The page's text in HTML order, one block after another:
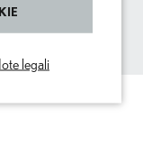
legali